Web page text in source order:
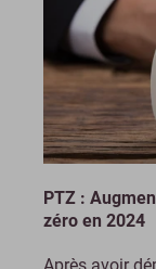
PTZ :
zéro en 2024